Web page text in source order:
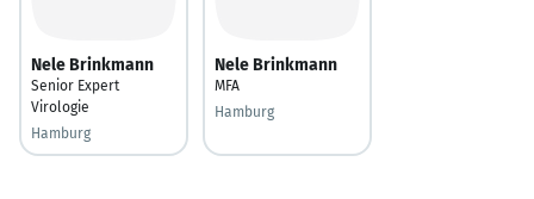
Nele Brinkmann
Senior Expert
Virologie
Hamburg
Nele Brinkmann
MFA
Hamburg